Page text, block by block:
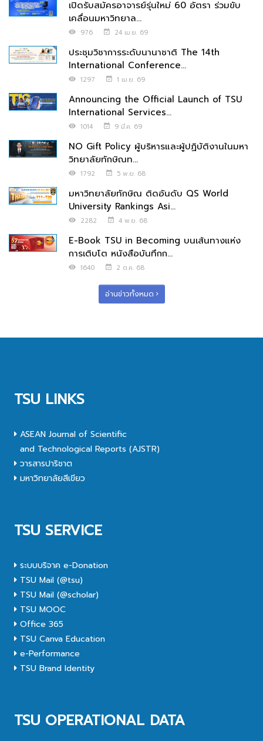
เปิดรับสมัครอาจารย์รุ่นใหม่ 60 อัตรา ร่วมขับ
เคลื่อนมหาวิทยาล...
976 24 เม.ย. 69
ประชุมวิชาการระดับนานาชาติ The 14th
International Conference...
1297 1 เม.ย. 69
Announcing the Official Launch of TSU
International Services...
1014 9 มี.ค. 69
NO Gift Policy ผู้บริหารและผู้ปฏิบัติงานในมหา
วิทยาลัยทักษิณท...
1792 5 พ.ย. 68
มหาวิทยาลัยทักษิณ ติดอันดับ QS World
University Rankings Asi...
2282 4 พ.ย. 68
E-Book TSU in Becoming บนเส้นทางแห่ง
การเติบโต หนังสือบันทึกก...
1640 2 ต.ค. 68
อ่านข่าวทั้งหมด
TSU LINKS
ASEAN Journal of Scientific
and Technological Reports (AJSTR)
วารสารปาริชาต
มหาวิทยาลัยสีเขียว
TSU SERVICE
ระบบบริจาค e-Donation
TSU Mail (@tsu)
TSU Mail (@scholar)
TSU MOOC
Office 365
TSU Canva Education
e-Performance
TSU Brand Identity
TSU OPERATIONAL DATA